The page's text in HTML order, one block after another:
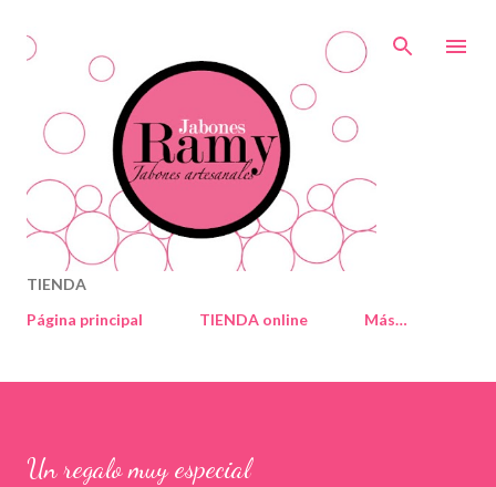
TIENDA
Página principal
TIENDA online Más…
Un regalo muy especial